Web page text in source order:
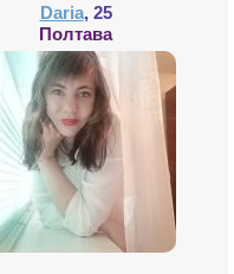
Daria, 25
Полтава